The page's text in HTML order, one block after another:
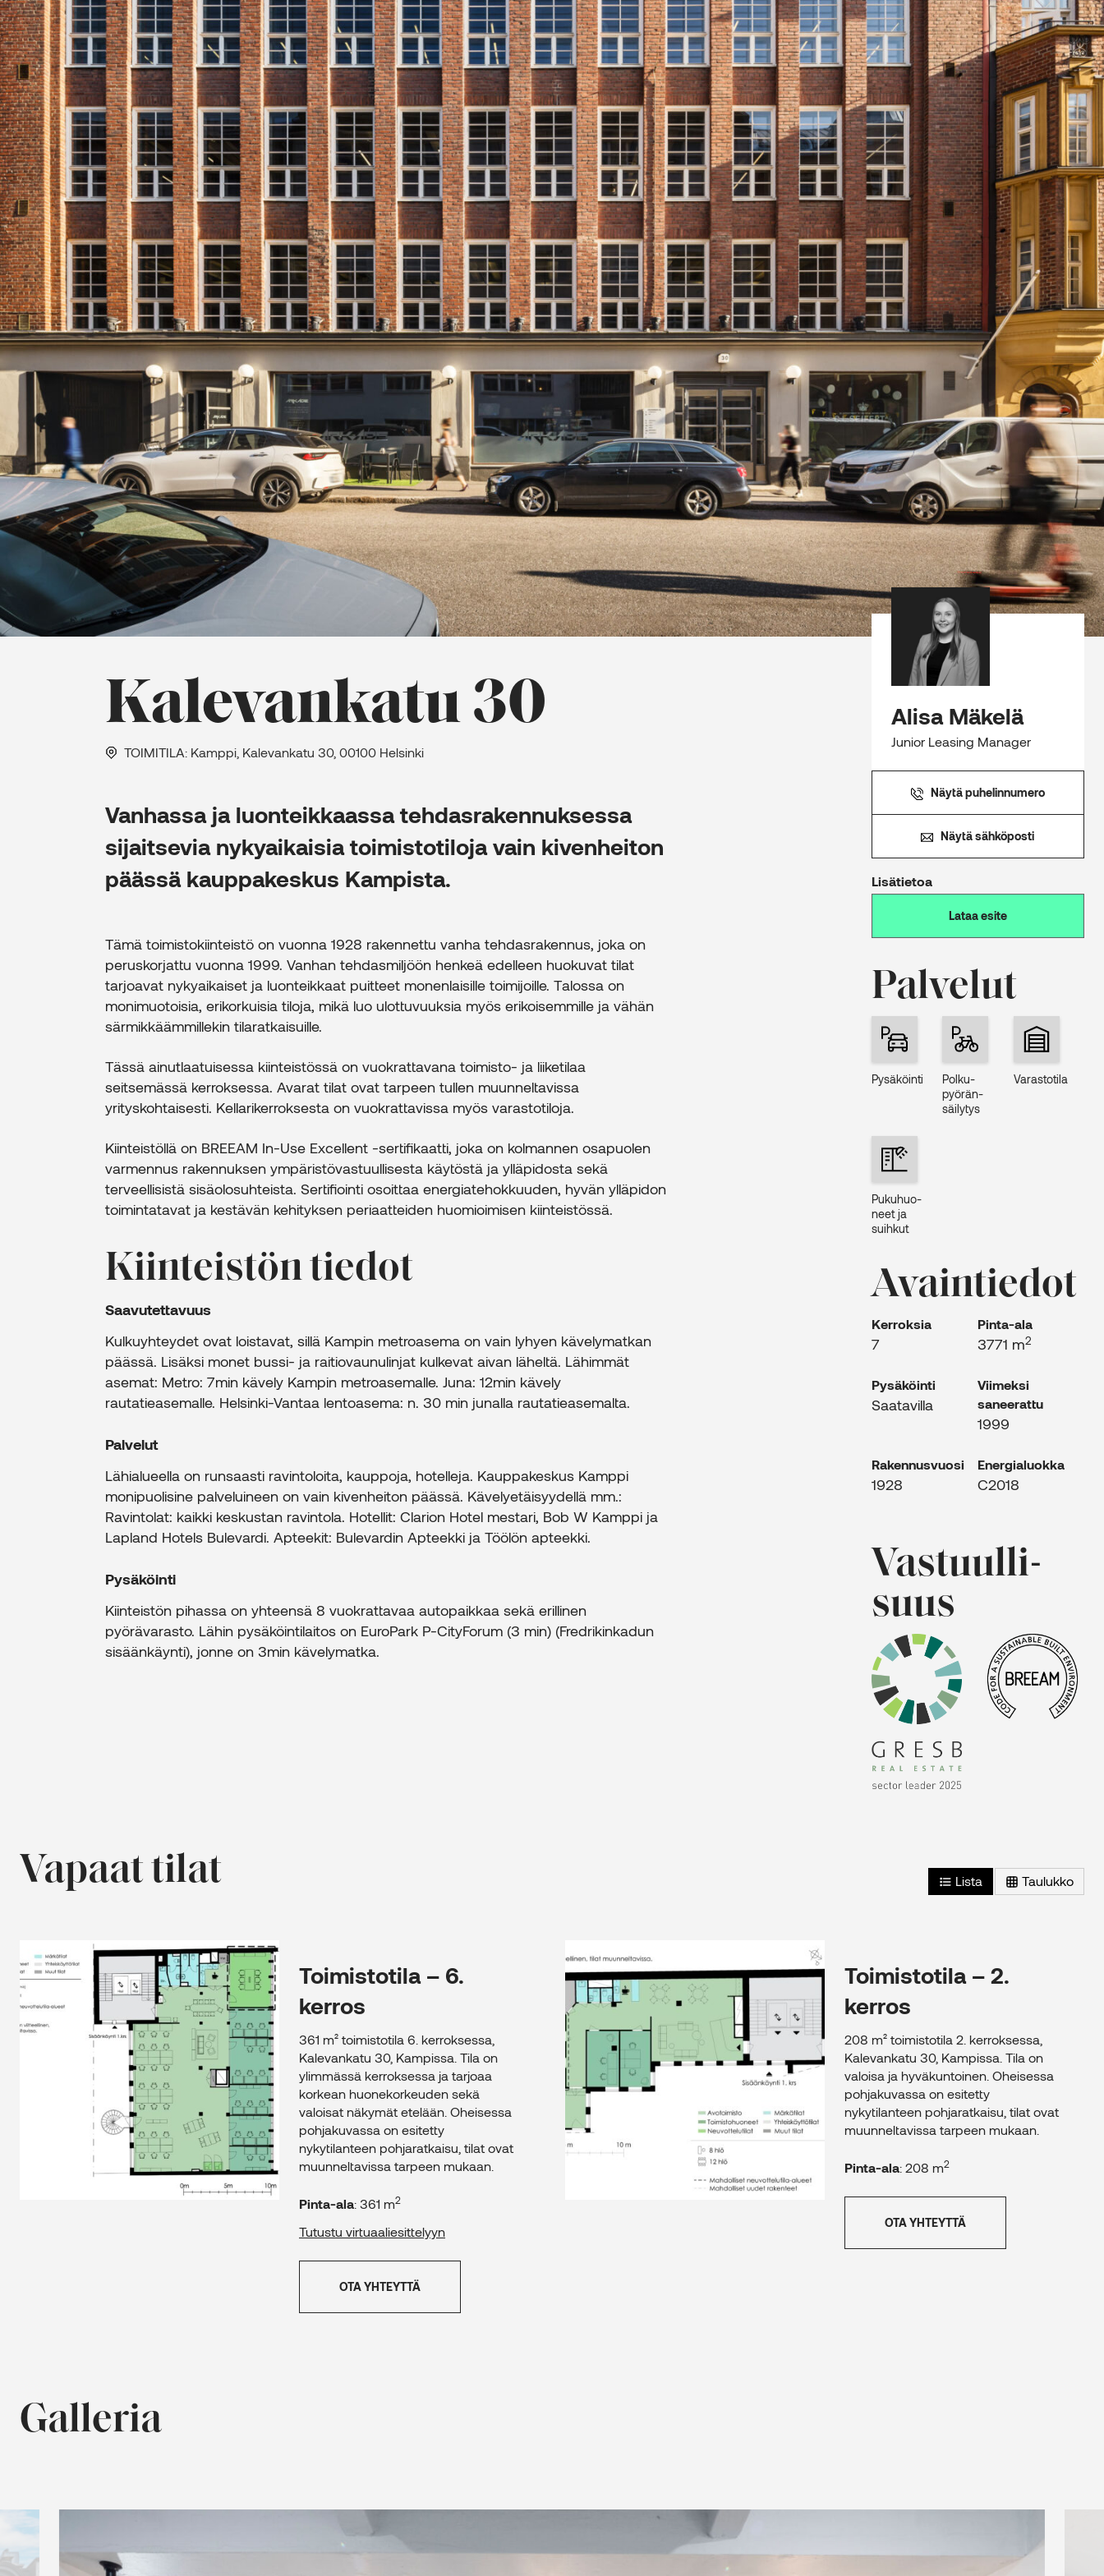
Kalevankatu 30
TOIMITILA: Kamppi, Kalevankatu 30, 00100 Helsinki
Vanhassa ja luonteikkaassa tehdasrakennuksessa
sijaitsevia nykyaikaisia toimistotiloja vain kivenheiton
päässä kauppakeskus Kampista.
Tämä toimistokiinteistö on vuonna 1928 rakennettu vanha tehdasrakennus, joka on
peruskorjattu vuonna 1999. Vanhan tehdasmiljöön henkeä edelleen huokuvat tilat
tarjoavat nykyaikaiset ja luonteikkaat puitteet monenlaisille toimijoille. Talossa on
monimuotoisia, erikorkuisia tiloja, mikä luo ulottuvuuksia myös erikoisemmille ja vähän
särmikkäämmillekin tilaratkaisuille.
Tässä ainutlaatuisessa kiinteistössä on vuokrattavana toimisto- ja liiketilaa
seitsemässä kerroksessa. Avarat tilat ovat tarpeen tullen muunneltavissa
yrityskohtaisesti. Kellarikerroksesta on vuokrattavissa myös varastotiloja.
Kiinteistöllä on BREEAM In-Use Excellent -sertifikaatti, joka on kolmannen osapuolen
varmennus rakennuksen ympäristövastuullisesta käytöstä ja ylläpidosta sekä
terveellisistä sisäolosuhteista. Sertifiointi osoittaa energiatehokkuuden, hyvän ylläpidon
toimintatavat ja kestävän kehityksen periaatteiden huomioimisen kiinteistössä.
Kiinteistön tiedot
Saavutettavuus
Kulkuyhteydet ovat loistavat, sillä Kampin metroasema on vain lyhyen kävelymatkan
päässä. Lisäksi monet bussi- ja raitiovaunulinjat kulkevat aivan läheltä. Lähimmät
asemat: Metro: 7min kävely Kampin metroasemalle. Juna: 12min kävely
rautatieasemalle. Helsinki-Vantaa lentoasema: n. 30 min junalla rautatieasemalta.
Palvelut
Lähialueella on runsaasti ravintoloita, kauppoja, hotelleja. Kauppakeskus Kamppi
monipuolisine palveluineen on vain kivenheiton päässä. Kävelyetäisyydellä mm.:
Ravintolat: kaikki keskustan ravintola. Hotellit: Clarion Hotel mestari, Bob W Kamppi ja
Lapland Hotels Bulevardi. Apteekit: Bulevardin Apteekki ja Töölön apteekki.
Pysäköinti
Kiinteistön pihassa on yhteensä 8 vuokrattavaa autopaikkaa sekä erillinen
pyörävarasto. Lähin pysäköintilaitos on EuroPark P-CityForum (3 min) (Fredrikinkadun
sisäänkäynti), jonne on 3min kävelymatka.
Alisa Mäkelä
Junior Leasing Manager
Näytä puhelinnumero
Näytä sähköposti
Lisätietoa
Lataa esite
Palvelut
Pysäköinti
Polku­
pyörän­
säilytys
Varastotila
Puku­huo­
neet ja
suih­kut
Avaintiedot
Kerroksia
7
Pinta-ala
3771 m2
Pysäköinti
Saatavilla
Viimeksi
saneerattu
1999
Rakennus­vuosi
1928
Energia­luokka
C2018
Vastuulli­
suus
Vapaat tilat Lista Taulukko
Toimistotila – 6. kerros – 361 m
Tekoälyllä
tuotettu
visualisointi
Tekoälyllä
tuotettu
visualisointi
Toimistotila – 6.
kerros
361 m² toimistotila 6. kerroksessa,
Kalevankatu 30, Kampissa. Tila on
ylimmässä kerroksessa ja tarjoaa
korkean huonekorkeuden sekä
valoisat näkymät etelään. Oheisessa
pohjakuvassa on esitetty
nykytilanteen pohjaratkaisu, tilat ovat
muunneltavissa tarpeen mukaan.
Pinta-ala: 361 m2
Tutustu virtuaaliesittelyyn
OTA YHTEYTTÄ
Toimistotila – 2. kerros – 208 m2
Toimistotila – 2.
kerros
208 m² toimistotila 2. kerroksessa,
Kalevankatu 30, Kampissa. Tila on
valoisa ja hyväkuntoinen. Oheisessa
pohjakuvassa on esitetty
nykytilanteen pohjaratkaisu, tilat ovat
muunneltavissa tarpeen mukaan.
Pinta-ala: 208 m2
OTA YHTEYTTÄ
Galleria